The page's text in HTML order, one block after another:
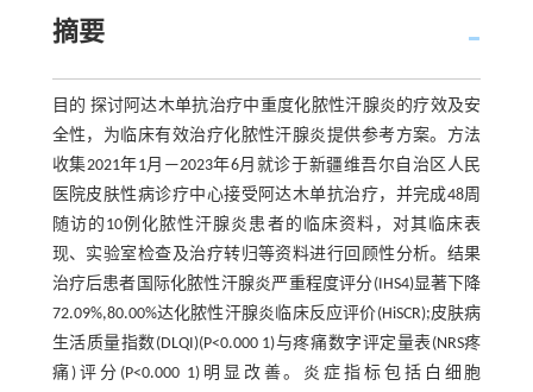
摘要
目的 探讨阿达木单抗治疗中重度化脓性汗腺炎的疗效及安
全性，为临床有效治疗化脓性汗腺炎提供参考方案。方法
收集2021年1月—2023年6月就诊于新疆维吾尔自治区人民
医院皮肤性病诊疗中心接受阿达木单抗治疗，并完成48周
随访的10例化脓性汗腺炎患者的临床资料，对其临床表
现、实验室检查及治疗转归等资料进行回顾性分析。结果
治疗后患者国际化脓性汗腺炎严重程度评分(IHS4)显著下降
72.09%,80.00%达化脓性汗腺炎临床反应评价(HiSCR);皮肤病
生活质量指数(DLQI)(P<0.000 1)与疼痛数字评定量表(NRS疼
痛)评分(P<0.000 1)明显改善。炎症指标包括白细胞